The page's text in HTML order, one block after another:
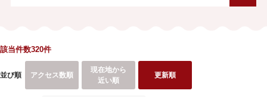
該当件数320件
並び順 アクセス数順
現在地から
近い順
更新順